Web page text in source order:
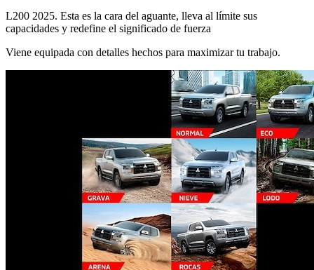
L200 2025. Esta es la cara del aguante, lleva al límite sus
capacidades y redefine el significado de fuerza
Viene equipada con detalles hechos para maximizar tu trabajo.